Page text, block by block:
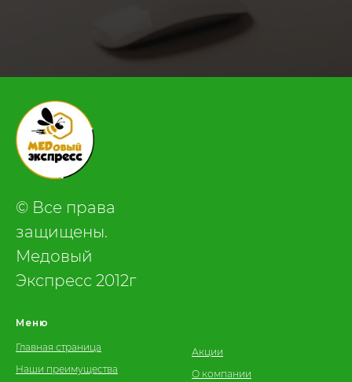
© Все права
защищены.
Медовый
Экспресс 2012г
Меню
Главная страница
Наши преимущества
Акции
О компании